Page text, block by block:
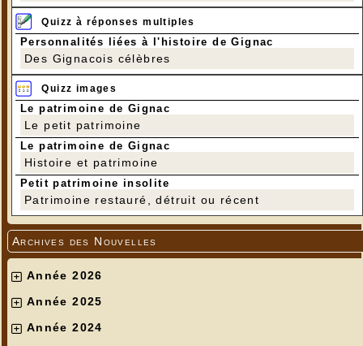
Quizz à réponses multiples
Personnalités liées à l'histoire de Gignac
Des Gignacois célèbres
Quizz images
Le patrimoine de Gignac
Le petit patrimoine
Le patrimoine de Gignac
Histoire et patrimoine
Petit patrimoine insolite
Patrimoine restauré, détruit ou récent
Archives des Nouvelles
Année 2026
Année 2025
Année 2024